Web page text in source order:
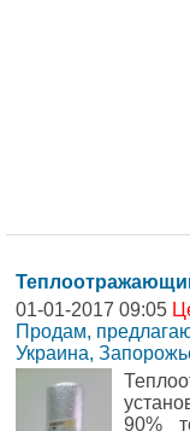
01-01-2017 09:05
Продам,
Украина,
90%